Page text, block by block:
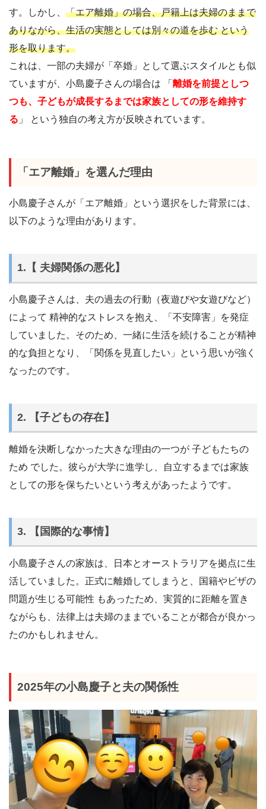
す。しかし、 「エア離婚」の場合、戸籍上は夫婦のままで
ありながら、生活の実態としては別々の道を歩む という
形を取ります。
これは、一部の夫婦が「卒婚」として選ぶスタイルとも似
ていますが、小島慶子さんの場合は 「 離婚を前提としつ
つも、子どもが成長するまでは家族としての形を維持す
る 」 という独自の考え方が反映されています。
「エア離婚」を選んだ理由
小島慶子さんが「エア離婚」という選択をした背景には、
以下のような理由があります。
1.【 夫婦関係の悪化】
小島慶子さんは、夫の過去の行動（夜遊びや女遊びなど）
によって 精神的なストレスを抱え、「不安障害」を発症
していました。そのため、一緒に生活を続けることが精神
的な負担となり、「関係を見直したい」という思いが強く
なったのです。
2. 【子どもの存在】
離婚を決断しなかった大きな理由の一つが 子どもたちの
ため でした。彼らが大学に進学し、自立するまでは家族
としての形を保ちたいという考えがあったようです。
3. 【国際的な事情】
小島慶子さんの家族は、日本とオーストラリアを拠点に生
活していました。正式に離婚してしまうと、国籍やビザの
問題が生じる可能性 もあったため、実質的に距離を置き
ながらも、法律上は夫婦のままでいることが都合が良かっ
たのかもしれません。
2025年の小島慶子と夫の関係性